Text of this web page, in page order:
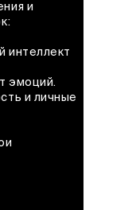
и
интеллект
эмоций.
и личные